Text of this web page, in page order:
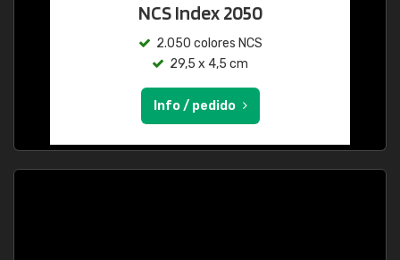
NCS Index 2050
2.050 colores NCS
29,5 x 4,5 cm
Info / pedido